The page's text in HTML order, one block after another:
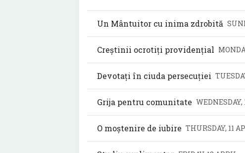
Un Mântuitor cu inima zdrobită
Creștinii ocrotiți providențial
Devotați în ciuda persecuției
Grija pentru comunitate WEDNESDAY,
O moștenire de iubire THURSDAY, 11